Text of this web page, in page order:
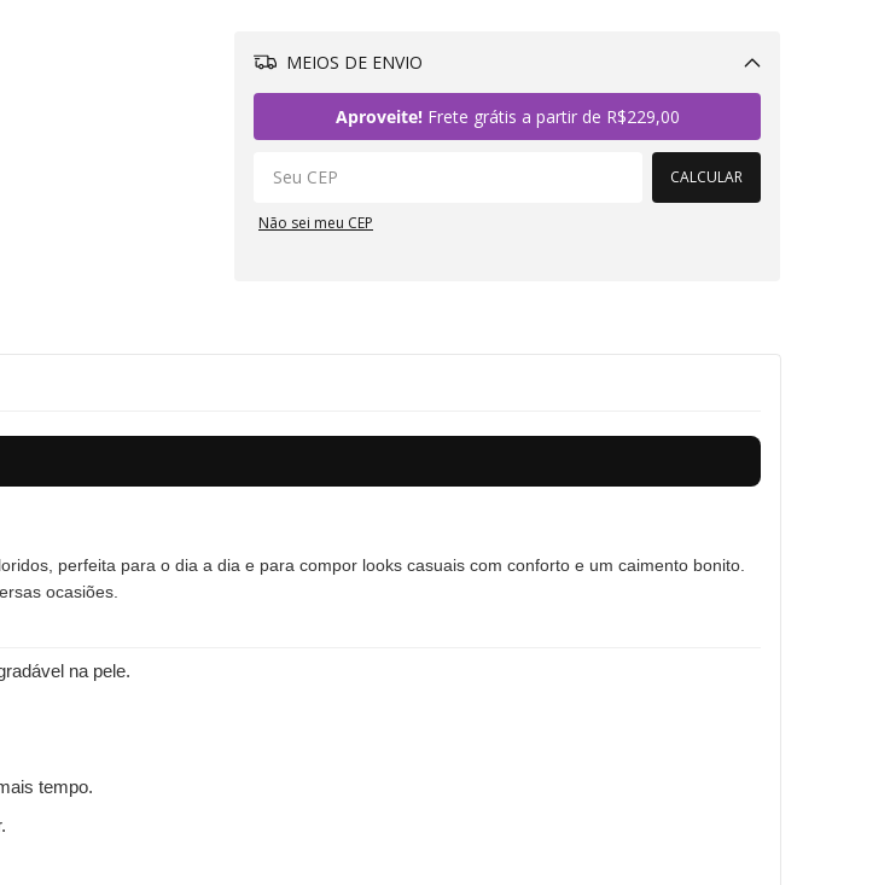
MEIOS DE ENVIO
Aproveite!Frete grátis a partir de R$229,00
CALCULAR
Não sei meu CEP
perfeita para o dia a dia e para compor looks casuais com conforto e um caimento bonito.
ocasiões.
na pele.
tempo.